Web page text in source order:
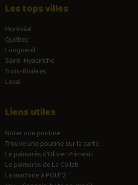
Les tops villes
Montréal
Québec
Longueuil
Saint-Hyacinthe
Trois-Rivières
Laval
Liens utiles
Noter une poutine
Trouve une poutine sur la carte
Le palmarès d’Olivier Primeau
Le palmarès de La Collab
La machine à POUTZ